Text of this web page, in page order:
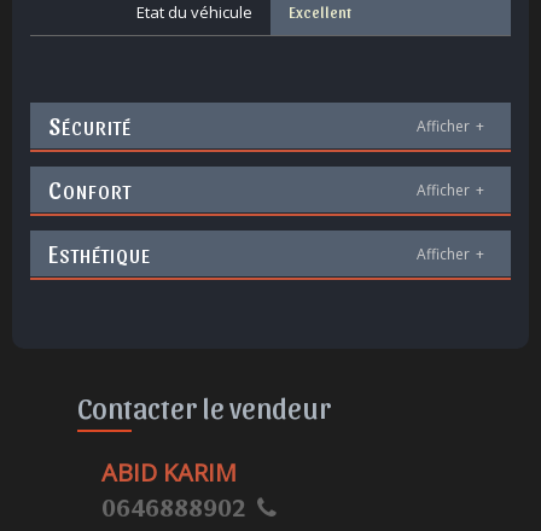
Etat du véhicule Excellent
SÉCURITÉ Afficher +
CONFORT Afficher +
ESTHÉTIQUE Afficher +
Contacter le vendeur
ABID KARIM
0646888902